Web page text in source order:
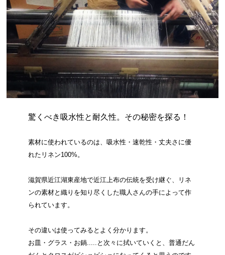
驚くべき吸水性と耐久性。その秘密を探る！
素材に使われているのは、吸水性・速乾性・丈夫さに優
れたリネン100%。
滋賀県近江湖東産地で近江上布の伝統を受け継ぐ、リネ
ンの素材と織りを知り尽くした職人さんの手によって作
られています。
その違いは使ってみるとよく分かります。
お皿・グラス・お鍋.....と次々に拭いていくと、普通だん